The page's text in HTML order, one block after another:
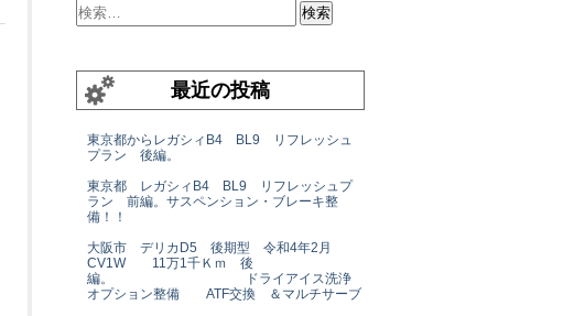
最近の投稿
東京都からレガシィB4 BL9 リフレッシュ
プラン 後編。
東京都 レガシィB4 BL9 リフレッシュプ
ラン 前編。サスペンション・ブレーキ整
備！！
大阪市 デリカD5 後期型 令和4年2月
CV1W 11万1千Ｋｍ 後
編。 ドライアイス洗浄
オプション整備 ATF交換 ＆マルチサーブ